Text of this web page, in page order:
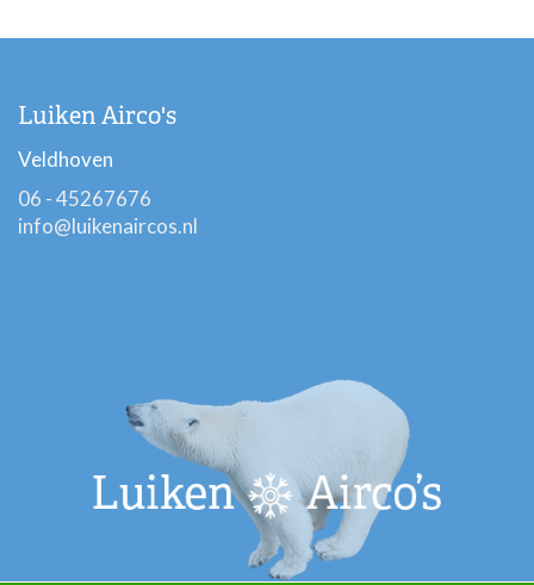
Luiken Airco's
Veldhoven
06 - 45267676
info@luikenaircos.nl